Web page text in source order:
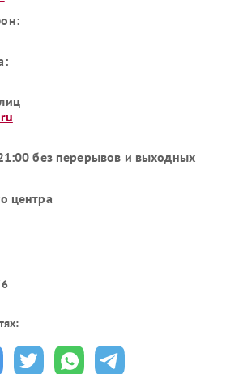
без перерывов и выходных
центра